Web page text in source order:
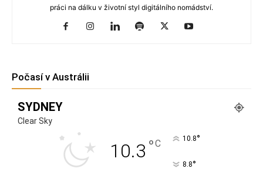
práci na dálku v životní styl digitálního nomádství.
Počasí v Austrálii
SYDNEY
Clear Sky
10.3 °C 10.8°
8.8°